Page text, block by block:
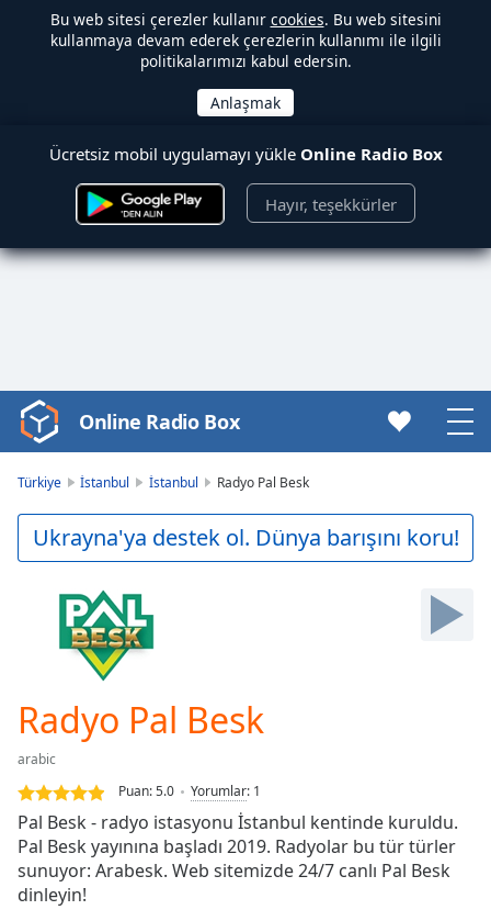
Bu web sitesi çerezler kullanır cookies. Bu web sitesini
kullanmaya devam ederek çerezlerin kullanımı ile ilgili
politikalarımızı kabul edersin.
Ücretsiz mobil uygulamayı yükle Online Radio Box
Hayır, teşekkürler
Video
Player
Play
Video
Current
Time0:00
Loaded:
0.00%
Stream
TypeLIVE
Seek to
Online Radio Box
Türkiye İstanbul İstanbul Radyo Pal Besk
Ukrayna'ya destek ol. Dünya barışını koru!
Radyo Pal Besk
arabic
Puan:5.0 Yorumlar: 1
Pal Besk - radyo istasyonu İstanbul kentinde kuruldu.
Pal Besk yayınına başladı 2019. Radyolar bu tür türler
sunuyor: Arabesk. Web sitemizde 24/7 canlı Pal Besk
dinleyin!